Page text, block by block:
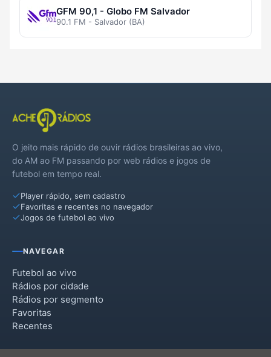
GFM 90,1 - Globo FM Salvador
90.1 FM - Salvador (BA)
O jeito mais rápido de ouvir rádios brasileiras ao vivo,
do AM ao FM passando por web rádios e jogos de
futebol em tempo real.
Player rápido, sem cadastro
Favoritas e recentes no navegador
Jogos de futebol ao vivo
NAVEGAR
Futebol ao vivo
Rádios por cidade
Rádios por segmento
Favoritas
Recentes